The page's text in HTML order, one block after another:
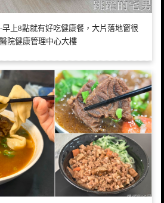
上8點就有好吃健康餐，大片落地窗很
院健康管理中心大樓